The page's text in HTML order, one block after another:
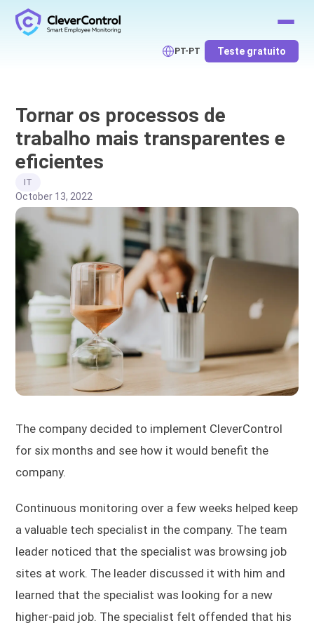
PT-PT Teste gratuito
Tornar os processos de
trabalho mais transparentes e
eficientes
IT
October 13, 2022
The company decided to implement CleverControl
for six months and see how it would benefit the
company.
Continuous monitoring over a few weeks helped keep
a valuable tech specialist in the company. The team
leader noticed that the specialist was browsing job
sites at work. The leader discussed it with him and
learned that the specialist was looking for a new
higher-paid job. The specialist felt offended that his